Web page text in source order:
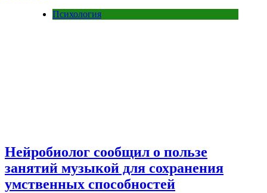
Психология
Нейробиолог сообщил о пользе
занятий музыкой для сохранения
умственных способностей